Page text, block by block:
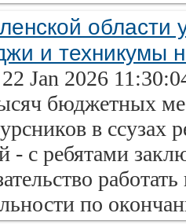
области
и техникумы
Jan 2026
бюджетных
в ссузах
- с ребятами
по